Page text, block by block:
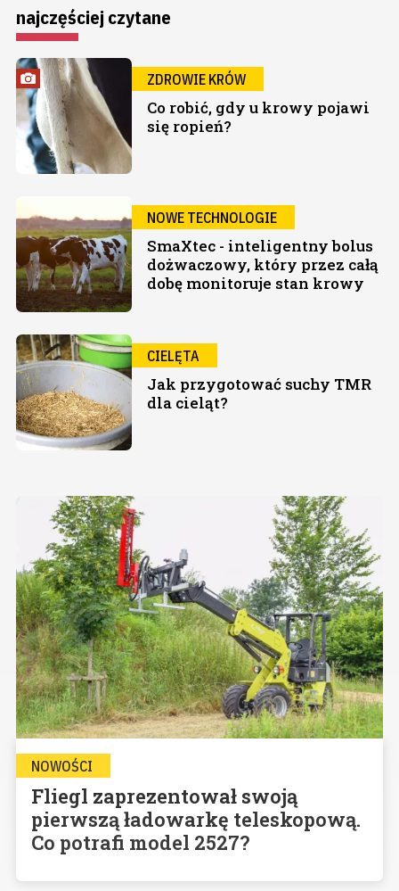
najczęściej czytane
ZDROWIE KRÓW
Co robić, gdy u krowy pojawi
się ropień?
NOWE TECHNOLOGIE
SmaXtec - inteligentny bolus
dożwaczowy, który przez całą
dobę monitoruje stan krowy
CIELĘTA
Jak przygotować suchy TMR
dla cieląt?
NOWOŚCI
Fliegl zaprezentował swoją
pierwszą ładowarkę teleskopową.
Co potrafi model 2527?